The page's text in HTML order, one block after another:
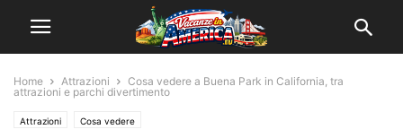
Home Attrazioni
Cosa vedere a Buena Park in California, tra
attrazioni e parchi divertimento
Attrazioni Cosa vedere